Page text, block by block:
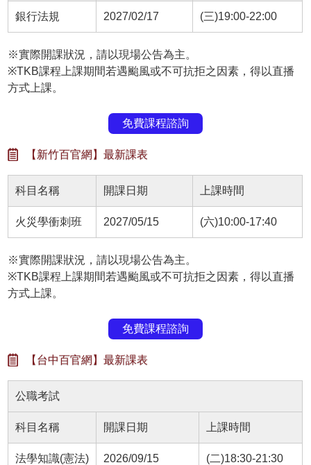
銀行法規 2027/02/17 (三)19:00-22:00
※實際開課狀況，請以現場公告為主。
※TKB課程上課期間若遇颱風或不可抗拒之因素，得以直播
方式上課。
免費課程諮詢
【新竹百官網】最新課表
科目名稱 開課日期 上課時間
火災學衝刺班 2027/05/15 (六)10:00-17:40
※實際開課狀況，請以現場公告為主。
※TKB課程上課期間若遇颱風或不可抗拒之因素，得以直播
方式上課。
免費課程諮詢
【台中百官網】最新課表
公職考試
科目名稱 開課日期 上課時間
法學知識(憲法) 2026/09/15 (二)18:30-21:30